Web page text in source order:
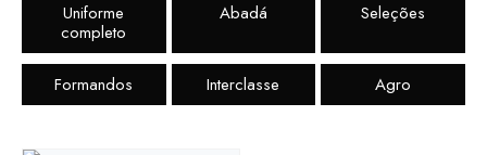
Uniforme
completo
Abadá Seleções
Formandos Interclasse Agro